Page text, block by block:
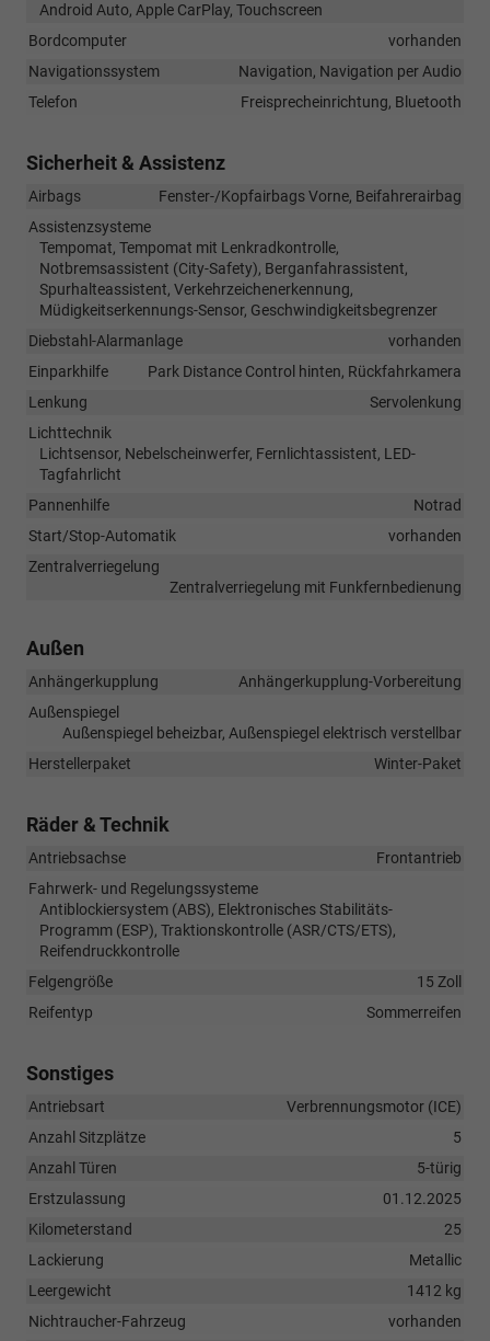
Android Auto, Apple CarPlay, Touchscreen
Bordcomputer
vorhanden
Navigationssystem
Navigation, Navigation per Audio
Telefon
Freisprecheinrichtung, Bluetooth
Sicherheit & Assistenz
Airbags
Fenster-/Kopfairbags Vorne, Beifahrerairbag
Assistenzsysteme
Tempomat, Tempomat mit Lenkradkontrolle,
Notbremsassistent (City-Safety), Berganfahrassistent,
Spurhalteassistent, Verkehrzeichenerkennung,
Müdigkeitserkennungs-Sensor, Geschwindigkeitsbegrenzer
Diebstahl-Alarmanlage
vorhanden
Einparkhilfe
Park Distance Control hinten, Rückfahrkamera
Lenkung
Servolenkung
Lichttechnik
Lichtsensor, Nebelscheinwerfer, Fernlichtassistent, LED-
Tagfahrlicht
Pannenhilfe
Notrad
Start/Stop-Automatik
vorhanden
Zentralverriegelung
Zentralverriegelung mit Funkfernbedienung
Außen
Anhängerkupplung
Anhängerkupplung-Vorbereitung
Außenspiegel
Außenspiegel beheizbar, Außenspiegel elektrisch verstellbar
Herstellerpaket
Winter-Paket
Räder & Technik
Antriebsachse
Frontantrieb
Fahrwerk- und Regelungssysteme
Antiblockiersystem (ABS), Elektronisches Stabilitäts-
Programm (ESP), Traktionskontrolle (ASR/CTS/ETS),
Reifendruckkontrolle
Felgengröße
15 Zoll
Reifentyp
Sommerreifen
Sonstiges
Antriebsart
Verbrennungsmotor (ICE)
Anzahl Sitzplätze
5
Anzahl Türen
5-türig
Erstzulassung
01.12.2025
Kilometerstand
25
Lackierung
Metallic
Leergewicht
1412 kg
Nichtraucher-Fahrzeug
vorhanden